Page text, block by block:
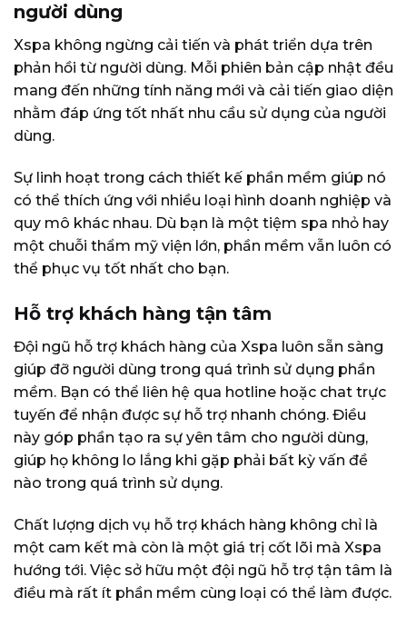
người dùng
Xspa không ngừng cải tiến và phát triển dựa trên
phản hồi từ người dùng. Mỗi phiên bản cập nhật đều
mang đến những tính năng mới và cải tiến giao diện
nhằm đáp ứng tốt nhất nhu cầu sử dụng của người
dùng.
Sự linh hoạt trong cách thiết kế phần mềm giúp nó
có thể thích ứng với nhiều loại hình doanh nghiệp và
quy mô khác nhau. Dù bạn là một tiệm spa nhỏ hay
một chuỗi thẩm mỹ viện lớn, phần mềm vẫn luôn có
thể phục vụ tốt nhất cho bạn.
Hỗ trợ khách hàng tận tâm
Đội ngũ hỗ trợ khách hàng của Xspa luôn sẵn sàng
giúp đỡ người dùng trong quá trình sử dụng phần
mềm. Bạn có thể liên hệ qua hotline hoặc chat trực
tuyến để nhận được sự hỗ trợ nhanh chóng. Điều
này góp phần tạo ra sự yên tâm cho người dùng,
giúp họ không lo lắng khi gặp phải bất kỳ vấn đề
nào trong quá trình sử dụng.
Chất lượng dịch vụ hỗ trợ khách hàng không chỉ là
một cam kết mà còn là một giá trị cốt lõi mà Xspa
hướng tới. Việc sở hữu một đội ngũ hỗ trợ tận tâm là
điều mà rất ít phần mềm cùng loại có thể làm được.